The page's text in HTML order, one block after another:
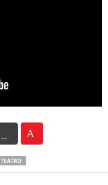
TEATRO